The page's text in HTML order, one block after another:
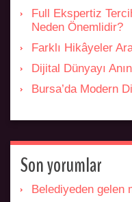
Full Ekspertiz
Neden Önemlidir?
Farklı Hikâyeler
Dijital Dünyayı
Bursa’da Modern
Son yorumlar
Belediyeden gelen